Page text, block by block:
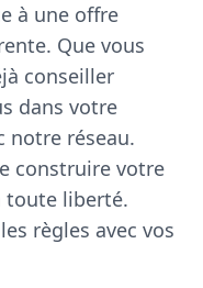
à une offre
Que vous
conseiller
dans votre
notre réseau.
construire votre
toute liberté.
règles avec vos